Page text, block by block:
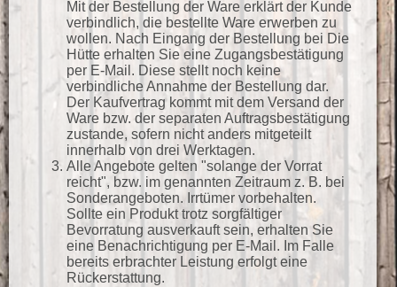
Mit der Bestellung der Ware erklärt der Kunde
verbindlich, die bestellte Ware erwerben zu
wollen. Nach Eingang der Bestellung bei Die
Hütte erhalten Sie eine Zugangsbestätigung
per E-Mail. Diese stellt noch keine
verbindliche Annahme der Bestellung dar.
Der Kaufvertrag kommt mit dem Versand der
Ware bzw. der separaten Auftragsbestätigung
zustande, sofern nicht anders mitgeteilt
innerhalb von drei Werktagen.
Alle Angebote gelten "solange der Vorrat
reicht", bzw. im genannten Zeitraum z. B. bei
Sonderangeboten. Irrtümer vorbehalten.
Sollte ein Produkt trotz sorgfältiger
Bevorratung ausverkauft sein, erhalten Sie
eine Benachrichtigung per E-Mail. Im Falle
bereits erbrachter Leistung erfolgt eine
Rückerstattung.